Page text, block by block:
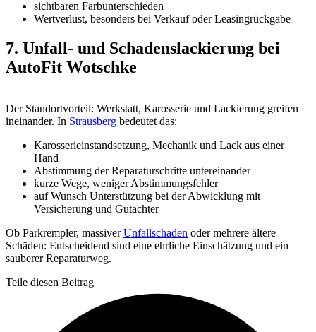
sichtbaren Farbunterschieden
Wertverlust, besonders bei Verkauf oder Leasingrückgabe
7. Unfall- und Schadenslackierung bei
AutoFit Wotschke
Der Standortvorteil: Werkstatt, Karosserie und Lackierung greifen
ineinander. In Strausberg bedeutet das:
Karosserieinstandsetzung, Mechanik und Lack aus einer
Hand
Abstimmung der Reparaturschritte untereinander
kurze Wege, weniger Abstimmungsfehler
auf Wunsch Unterstützung bei der Abwicklung mit
Versicherung und Gutachter
Ob Parkrempler, massiverUnfallschaden oder mehrere ältere
Schäden: Entscheidend sind eine ehrliche Einschätzung und ein
sauberer Reparaturweg.
Teile diesen Beitrag